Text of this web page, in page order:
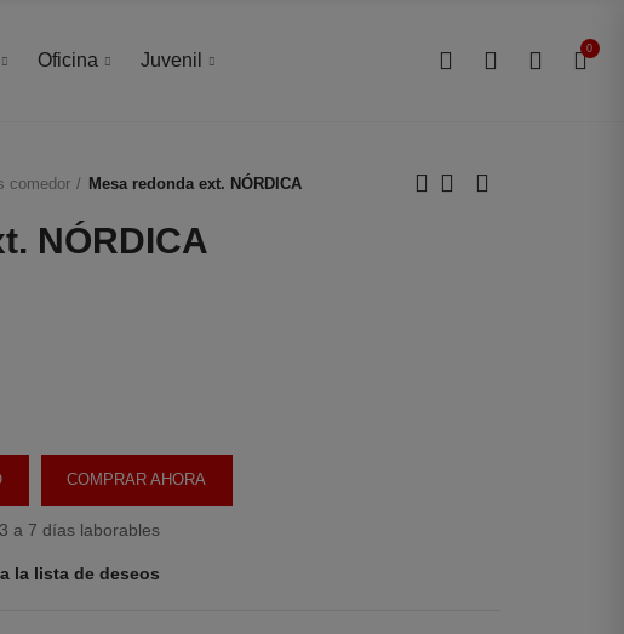
Oficina Juvenil
0
comedor Mesa redonda ext. NÓRDICA
NÓRDICA
COMPRAR AHORA
a 7 días laborables
la lista de deseos